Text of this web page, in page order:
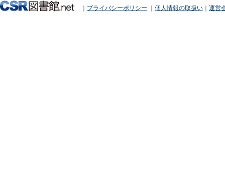
｜ プライバシーポリシー ｜ 個人情報の取扱い ｜ 運営